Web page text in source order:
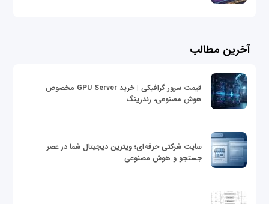
آخرین مطالب
قیمت سرور گرافیکی | خرید GPU Server مخصوص
هوش مصنوعی، رندرینگ
سایت شرکتی حرفه‌ای؛ ویترین دیجیتال شما در عصر
جستجو و هوش مصنوعی